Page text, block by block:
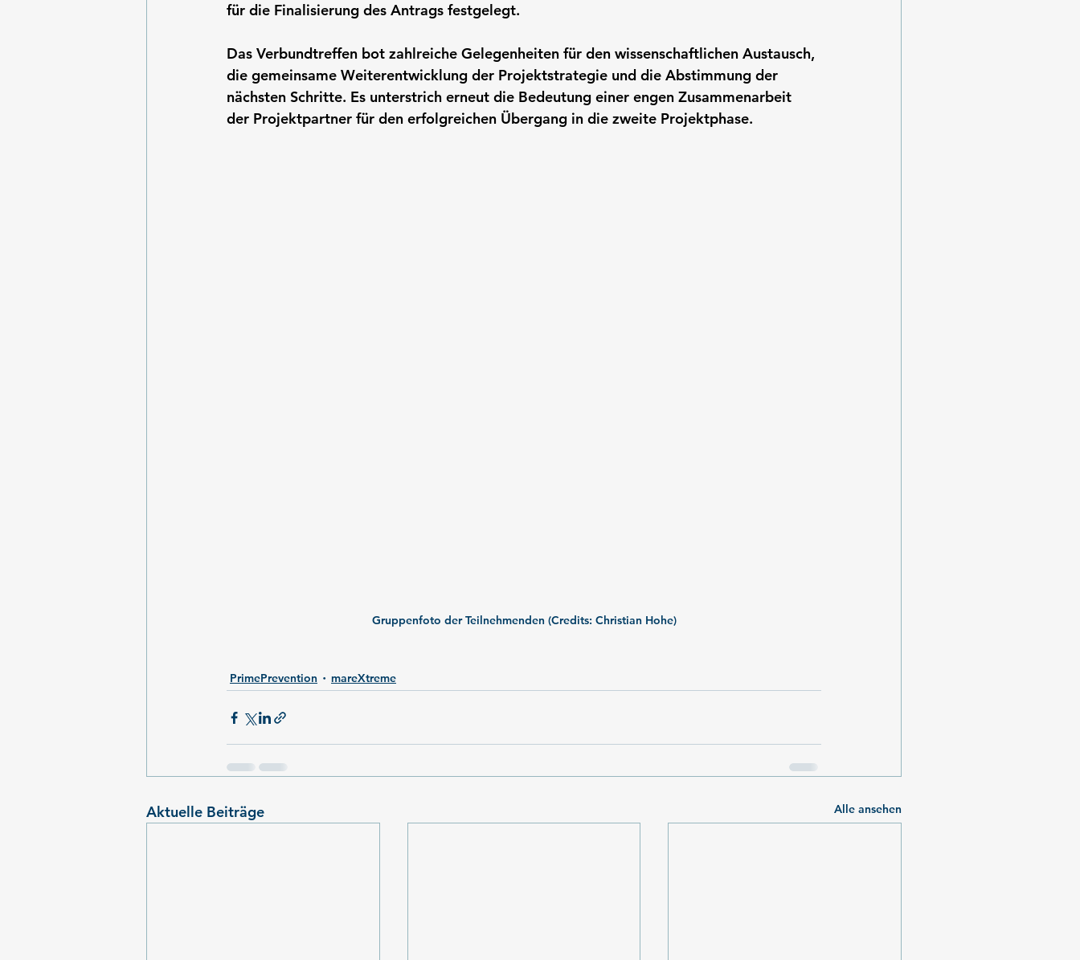
für die Finalisierung des Antrags festgelegt.
Das Verbundtreffen bot zahlreiche Gelegenheiten für den wissenschaftlichen Austausch,
die gemeinsame Weiterentwicklung der Projektstrategie und die Abstimmung der
nächsten Schritte. Es unterstrich erneut die Bedeutung einer engen Zusammenarbeit
der Projektpartner für den erfolgreichen Übergang in die zweite Projektphase.
Gruppenfoto der Teilnehmenden (Credits: Christian Hohe)
PrimePrevention mareXtreme
Aktuelle Beiträge Alle ansehen